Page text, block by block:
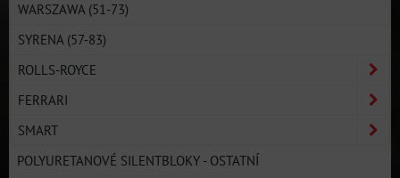
WARSZAWA (51-73)
SYRENA (57-83)
ROLLS-ROYCE
FERRARI
SMART
POLYURETANOVÉ SILENTBLOKY - OSTATNÍ